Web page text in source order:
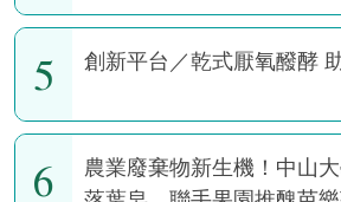
5 創新平台／乾式厭氧醱酵
6
農業廢棄物新生機！中山